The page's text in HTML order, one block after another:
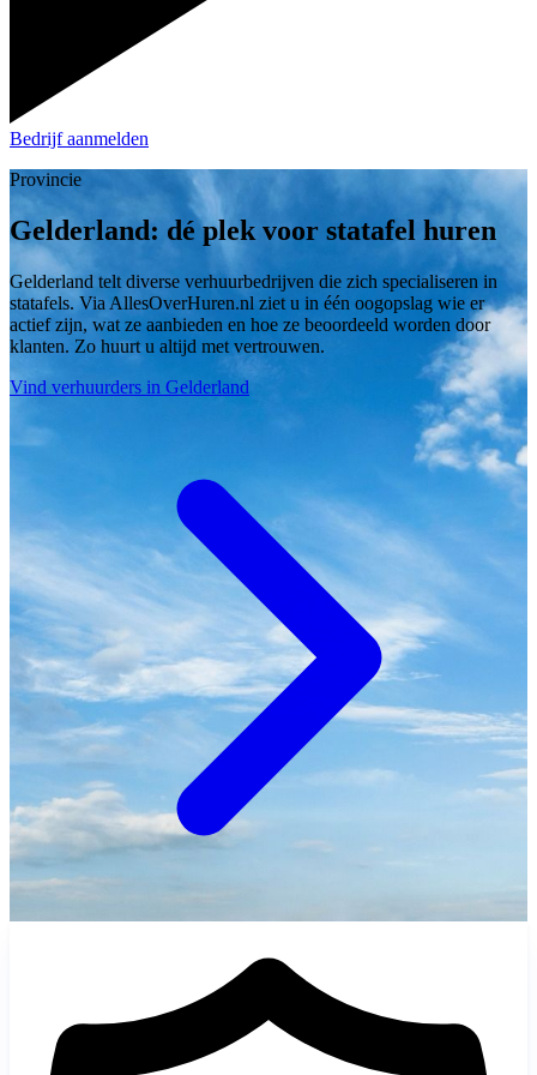
Bedrijf aanmelden
Provincie
Gelderland: dé plek voor statafel huren
Gelderland telt diverse verhuurbedrijven die zich specialiseren in
statafels. Via AllesOverHuren.nl ziet u in één oogopslag wie er
actief zijn, wat ze aanbieden en hoe ze beoordeeld worden door
klanten. Zo huurt u altijd met vertrouwen.
Vind verhuurders in Gelderland